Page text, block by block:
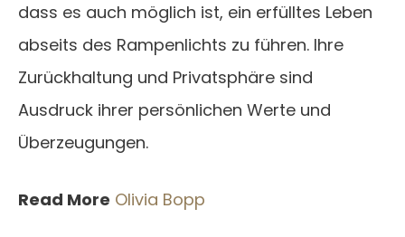
dass es auch möglich ist, ein erfülltes Leben
abseits des Rampenlichts zu führen. Ihre
Zurückhaltung und Privatsphäre sind
Ausdruck ihrer persönlichen Werte und
Überzeugungen.
Read More Olivia Bopp